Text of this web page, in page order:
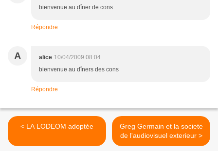
bienvenue au dîner de cons
Répondre
A alice 10/04/2009 08:04
bienvenue au dîners des cons
Répondre
< LA LODEOM adoptée
Greg Germain et la societe
de l'audiovisuel exterieur >